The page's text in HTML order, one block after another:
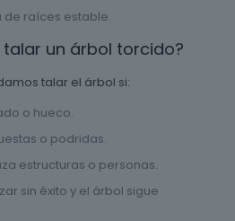
de raíces estable.
un árbol torcido?
talar el árbol si:
o hueco.
o podridas.
estructuras o personas.
sin éxito y el árbol sigue